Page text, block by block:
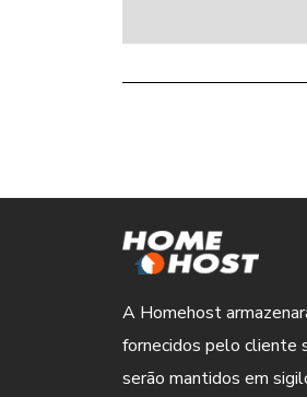
A Homehost
fornecidos pelo cliente
serão mantidos em